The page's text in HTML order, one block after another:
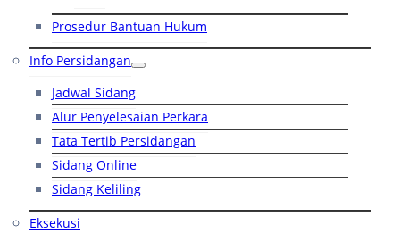
Prosedur Bantuan Hukum
Info Persidangan
Jadwal Sidang
Alur Penyelesaian Perkara
Tata Tertib Persidangan
Sidang Online
Sidang Keliling
Eksekusi